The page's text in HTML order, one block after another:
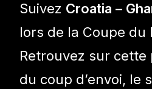
Suivez Croatia –
lors de la Coupe du
Retrouvez sur cette
du coup d’envoi, le